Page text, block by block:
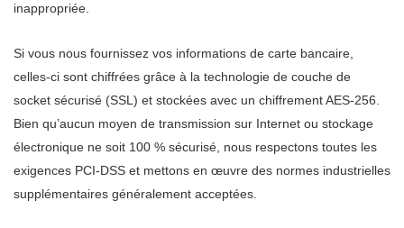
inappropriée.
Si vous nous fournissez vos informations de carte bancaire,
celles-ci sont chiffrées grâce à la technologie de couche de
socket sécurisé (SSL) et stockées avec un chiffrement AES-256.
Bien qu’aucun moyen de transmission sur Internet ou stockage
électronique ne soit 100 % sécurisé, nous respectons toutes les
exigences PCI-DSS et mettons en œuvre des normes industrielles
supplémentaires généralement acceptées.